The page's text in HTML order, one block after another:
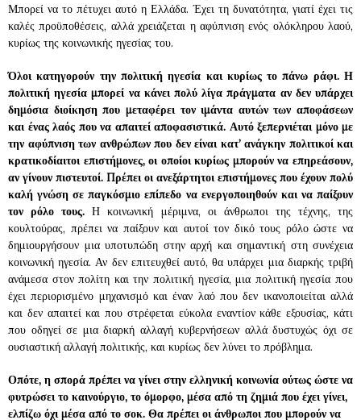
Μπορεί να το πέτυχει αυτό η Ελλάδα. Έχει τη δυνατότητα, γιατί έχει τις
καλές προϋποθέσεις, αλλά χρειάζεται η αφύπνιση ενός ολόκληρου λαού,
κυρίως της κοινωνικής ηγεσίας του.
Όλοι κατηγορούν την πολιτική ηγεσία και κυρίως το πάνω ράφι. Η
πολιτική ηγεσία μπορεί να κάνει πολύ λίγα πράγματα αν δεν υπάρχει
δημόσια διοίκηση που μεταφέρει τον ιμάντα αυτών των αποφάσεων
και ένας λαός που να απαιτεί αποφασιστικά. Αυτό ξεπερνιέται μόνο με
την αφύπνιση των ανθρώπων που δεν είναι κατ’ ανάγκην πολιτικοί και
κρατικοδίαιτοι επιστήμονες, οι οποίοι κυρίως μπορούν να επηρεάσουν,
αν γίνουν πιστευτοί. Πρέπει οι ανεξάρτητοι επιστήμονες που έχουν πολύ
καλή γνώση σε παγκόσμιο επίπεδο να ενεργοποιηθούν και να παίξουν
τον ρόλο τους. Η κοινωνική μέριμνα, οι άνθρωποι της τέχνης, της
κουλτούρας, πρέπει να παίξουν και αυτοί τον δικό τους ρόλο ώστε να
δημιουργήσουν μια υποτυπώδη στην αρχή και σημαντική στη συνέχεια
κοινωνική ηγεσία. Αν δεν επιτευχθεί αυτό, θα υπάρχει μια διαρκής τριβή
ανάμεσα στον πολίτη και την πολιτική ηγεσία, μια πολιτική ηγεσία που
έχει περιορισμένο μηχανισμό και έναν λαό που δεν ικανοποιείται αλλά
και δεν απαιτεί και που στρέφεται εύκολα εναντίον κάθε εξουσίας, κάτι
που οδηγεί σε μια διαρκή αλλαγή κυβερνήσεων αλλά δυστυχώς όχι σε
ουσιαστική αλλαγή πολιτικής, και κυρίως δεν λύνει το πρόβλημα.
Οπότε, η σπορά πρέπει να γίνει στην ελληνική κοινωνία ούτως ώστε να
φυτρώσει το καινούργιο, το όμορφο, μέσα από τη ζημιά που έχει γίνει,
ελπίζω όχι μέσα από το σοκ. Θα πρέπει οι άνθρωποι που μπορούν να